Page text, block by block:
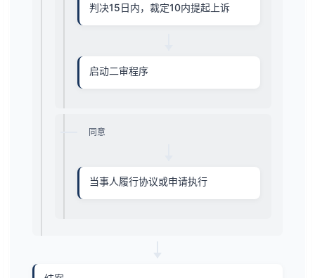
判决15日内，裁定10内提起上诉
启动二审程序
同意
当事人履行协议或申请执行